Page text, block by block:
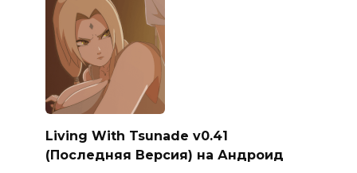
Living With Tsunade v0.41
(Последняя Версия) на Андроид